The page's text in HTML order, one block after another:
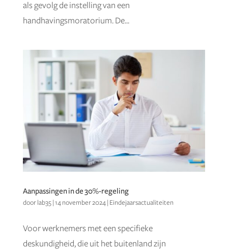
als gevolg de instelling van een
handhavingsmoratorium. De...
Aanpassingen in de 30%-regeling
door lab35| 14 november 2024| Eindejaarsactualiteiten
Voor werknemers met een specifieke
deskundigheid, die uit het buitenland zijn